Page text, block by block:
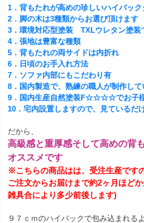
1．背もたれが高めの珍しいハイバック
2．脚の木は3種類からお選び頂けます
3．環境対応型塗装 TXLウレタン塗装
4．張地は豊富な種類
5．背もたれの両サイドは内折れ
6．日頃のお手入れ方法
7．ソファ内部にもこだわり有
8．国内製造で、熟練の職人が制作して
9．国内生産自然塗装F☆☆☆☆でお子
10．宅内設置しますので、見ているだ
だから、
高級感と重厚感そして高めの背
オススメです
※こちらの商品はは、受注生産です
ご注文からお届けまで約2ヶ月ほど
雑具合により多少前後します)
９７ｃｍのハイバックで包み込まれる